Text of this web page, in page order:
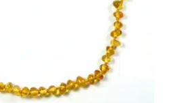
homme chaîne acier
€ + AJOUTER